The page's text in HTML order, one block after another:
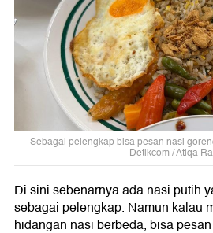
Sebagai pelengkap bisa pesan nasi
Detikcom / Atiqa
Di sini sebenarnya ada nasi putih
sebagai pelengkap. Namun kalau
hidangan nasi berbeda, bisa